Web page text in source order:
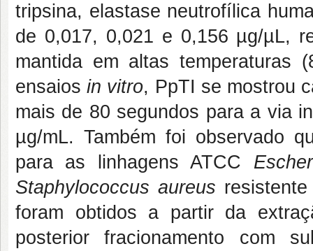
tripsina, elastase neutrofílica
de 0,017, 0,021 e 0,156 µg/µL,
mantida em altas
ensaiosin vitro, PpTI se mostrou
mais de 80 segundos para a via
µg/mL. Também foi observado
para as linhagens ATCC
Staphylococcus aureus
foram obtidos a partir da
posterior fracionamento com